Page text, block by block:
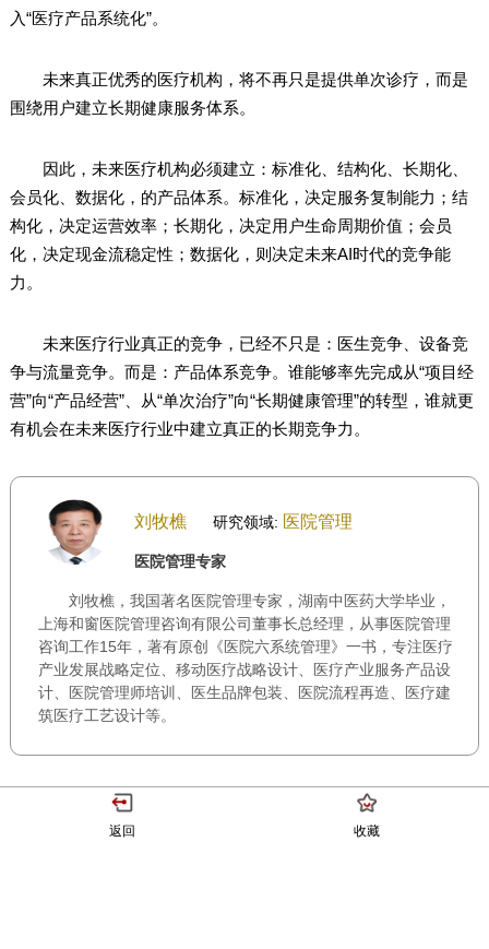
入“医疗产品系统化”。
未来真正优秀的医疗机构，将不再只是提供单次诊疗，而是
围绕用户建立长期健康服务体系。
因此，未来医疗机构必须建立：标准化、结构化、长期化、
会员化、数据化，的产品体系。标准化，决定服务复制能力；结
构化，决定运营效率；长期化，决定用户生命周期价值；会员
化，决定现金流稳定性；数据化，则决定未来AI时代的竞争能
力。
未来医疗行业真正的竞争，已经不只是：医生竞争、设备竞
争与流量竞争。而是：产品体系竞争。谁能够率先完成从“项目经
营”向“产品经营”、从“单次治疗”向“长期健康管理”的转型，谁就更
有机会在未来医疗行业中建立真正的长期竞争力。
刘牧樵 研究领域: 医院管理
医院管理专家
刘牧樵，我国著名医院管理专家，湖南中医药大学毕业，
上海和窗医院管理咨询有限公司董事长总经理，从事医院管理
咨询工作15年，著有原创《医院六系统管理》一书，专注医疗
产业发展战略定位、移动医疗战略设计、医疗产业服务产品设
计、医院管理师培训、医生品牌包装、医院流程再造、医疗建
筑医疗工艺设计等。
返回 收藏